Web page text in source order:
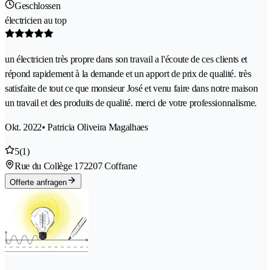
Geschlossen
électricien au top
un électricien très propre dans son travail a l'écoute de ces clients et
répond rapidement à la demande et un apport de prix de qualité. très
satisfaite de tout ce que monsieur José et venu faire dans notre maison
un travail et des produits de qualité. merci de votre professionnalisme.
Okt. 2022• Patricia Oliveira Magalhaes
5(1)
Rue du Collège 172207 Coffrane
Offerte anfragen